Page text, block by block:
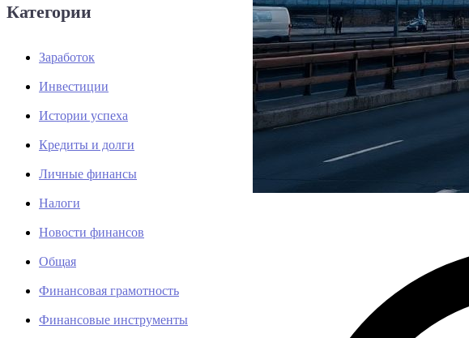
Категории
Заработок
Инвестиции
Истории успеха
Кредиты и долги
Личные финансы
Налоги
Новости финансов
Общая
Финансовая грамотность
Финансовые инструменты